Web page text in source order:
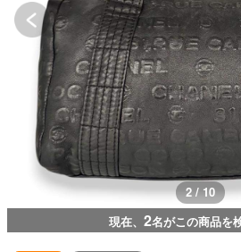
2 / 10
現在、 2名がこの商品を